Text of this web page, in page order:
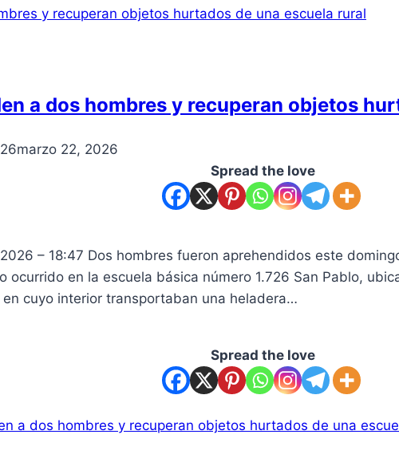
a dos hombres y recuperan objetos
marzo 22, 2026
Spread the love
– 18:47 Dos hombres fueron aprehendidos este
ocurrido en la escuela básica número 1.726 San Pablo,
cuyo interior transportaban una heladera…
Spread the love
a dos hombres y recuperan objetos hurtados de una